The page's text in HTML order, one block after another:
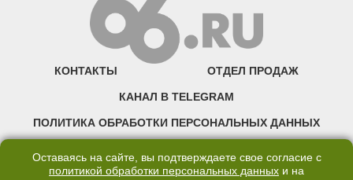
КОНТАКТЫ ОТДЕЛ ПРОДАЖ
КАНАЛ В TELEGRAM
ПОЛИТИКА ОБРАБОТКИ ПЕРСОНАЛЬНЫХ ДАННЫХ
Оставаясь на сайте, вы подтверждаете свое согласие с
политикой обработки персональных данных и на